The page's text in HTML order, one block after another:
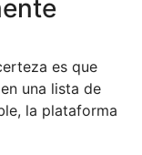
es que
una lista de
la plataforma